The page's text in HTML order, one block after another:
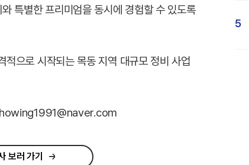
특별한 프리미엄을 동시에 경험할 수 있도록
으로 시작되는 목동 지역 대규모 정비 사업
보러 가기
5